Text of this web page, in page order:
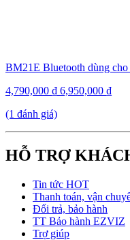
BM21E Bluetooth dùng
4,790,000 ₫ 6,950,000 ₫
(1 đánh giá)
HỖ TRỢ
Tin tức HOT
Thanh toán, vận
Đổi trả, bảo hành
TT Bảo hành EZVIZ
Trợ giúp